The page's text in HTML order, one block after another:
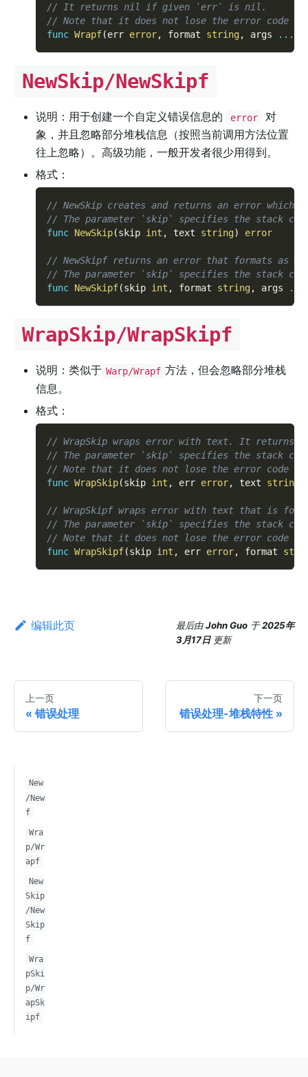
// It returns nil if given `err` is nil.
// Note that it does not lose the error code
func Wrapf(err error, format string, args ...
NewSkip/NewSkipf
说明：用于创建一个自定义错误信息的 error
对
象，并且忽略部分堆栈信息（按照当前调用方法位置
往上忽略）。高级功能，一般开发者很少用得到。
格式：
// NewSkip creates and returns an error which
// The parameter `skip` specifies the stack
func NewSkip(skip int , text string) error
// NewSkipf returns an error that formats as
// The parameter `skip` specifies the stack
func NewSkipf(skip int , format string, args ...
WrapSkip/WrapSkipf
说明：类似于 Warp/Wrapf 方法，但会忽略部分堆栈
信息。
格式：
// WrapSkip wraps error with text. It
// The parameter `skip` specifies the stack
// Note that it does not lose the error code
func WrapSkip(skip int , err error, text string
// WrapSkipf wraps error with text that is
// The parameter `skip` specifies the stack
// Note that it does not lose the error code
func WrapSkipf(skip int , err error, format
编辑此页 最后由John Guo 于2025年
3月17日 更新
上一页
错误处理
下一页
错误处理-堆栈特性
New
/New
f
Wra
p/Wr
apf
New
Skip
/New
Skip
f
Wra
pSki
p/Wr
apSk
ipf